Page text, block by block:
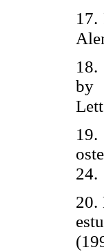
17.
by
24.
20.